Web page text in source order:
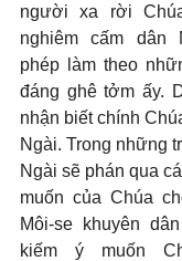
người xa rời
nghiêm cấm dân
phép làm theo
đáng ghê tởm ấy.
nhận biết chính
Ngài. Trong những
Ngài sẽ phán qua
muốn của Chúa
Môi-se khuyên
kiếm ý muốn